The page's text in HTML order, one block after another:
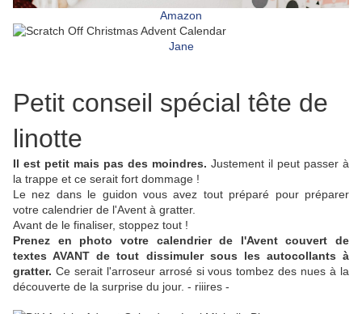
Amazon
Jane
Petit conseil spécial tête de
linotte
Il est petit mais pas des moindres. Justement il peut passer à
la trappe et ce serait fort dommage !
Le nez dans le guidon vous avez tout préparé pour préparer
votre calendrier de l'Avent à gratter.
Avant de le finaliser, stoppez tout !
Prenez en photo votre calendrier de l'Avent couvert de
textes AVANT de tout dissimuler sous les autocollants à
gratter. Ce serait l'arroseur arrosé si vous tombez des nues à la
découverte de la surprise du jour. - riiires -